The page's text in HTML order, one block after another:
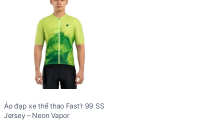
Áo đạp xe thể thao Fast’r 99 SS
Jersey – Neon Vapor